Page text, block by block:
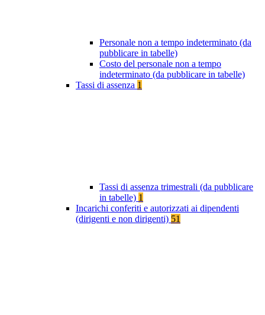
Personale non a tempo indeterminato (da
pubblicare in tabelle)
Costo del personale non a tempo
indeterminato (da pubblicare in tabelle)
Tassi di assenza 1
Tassi di assenza trimestrali (da pubblicare
in tabelle) 1
Incarichi conferiti e autorizzati ai dipendenti
(dirigenti e non dirigenti) 51